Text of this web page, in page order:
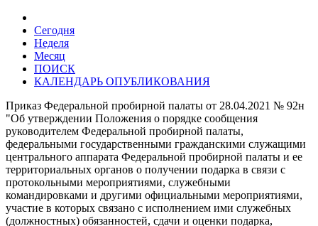
Сегодня
Неделя
Месяц
ПОИСК
КАЛЕНДАРЬ ОПУБЛИКОВАНИЯ
Приказ Федеральной пробирной палаты от 28.04.2021 № 92н
"Об утверждении Положения о порядке сообщения
руководителем Федеральной пробирной палаты,
федеральными государственными гражданскими служащими
центрального аппарата Федеральной пробирной палаты и ее
территориальных органов о получении подарка в связи с
протокольными мероприятиями, служебными
командировками и другими официальными мероприятиями,
участие в которых связано с исполнением ими служебных
(должностных) обязанностей, сдачи и оценки подарка,